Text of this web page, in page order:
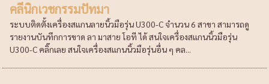
คลีนิกเวชกรรมปัทมา
ระบบติดตั้งเครื่องสแกนลายนิ้วมือรุ่น U300-C จำนวน 6 สาขา สามารถดู
รายงานบันทึกการขาด ลา มาสาย โอที ได้ สนใจเครื่องสแกนนิ้วมือรุ่น
U300-C คลิ๊กเลย สนใจเครื่องสแกนนิ้วมือรุ่นอื่น ๆ คล...